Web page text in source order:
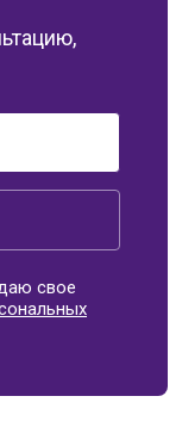
свое